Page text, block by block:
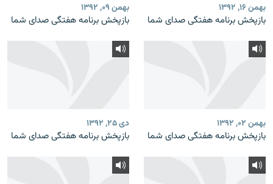
بهمن ۱۶, ۱۳۹۲
بازپخش برنامه‌ هفتگی صدای شما
بهمن ۰۹, ۱۳۹۲
بازپخش برنامه‌ هفتگی صدای شما
بهمن ۰۲, ۱۳۹۲
بازپخش برنامه‌ هفتگی صدای شما
دی ۲۵, ۱۳۹۲
بازپخش برنامه‌ هفتگی صدای شما